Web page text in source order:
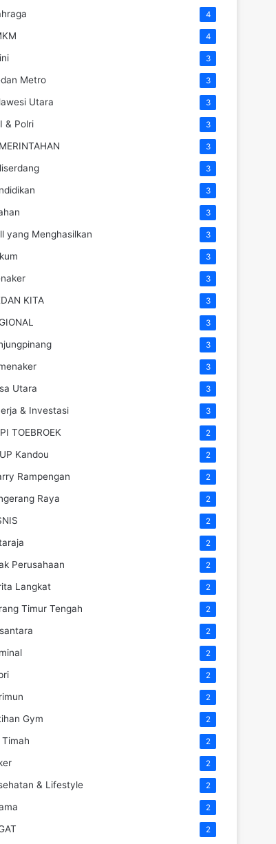
4
4
3
Metro 3
Utara 3
& Polri 3
3
3
3
3
yang Menghasilkan 3
3
3
KITA 3
3
3
3
Utara 3
& Investasi 3
TOEBROEK 2
Kandou 2
Rampengan 2
Raya 2
2
2
Perusahaan 2
Langkat 2
Timur Tengah 2
2
2
2
2
Gym 2
Timah 2
2
& Lifestyle 2
2
2